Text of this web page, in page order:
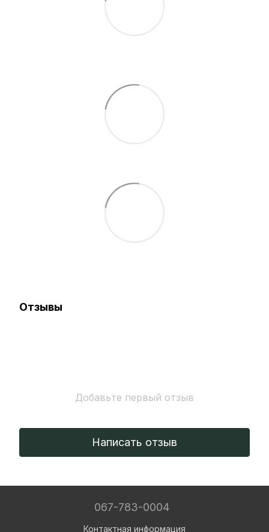
Отзывы
Добавьте первый отзыв
Написать отзыв
067-783-0004
Контактная информация